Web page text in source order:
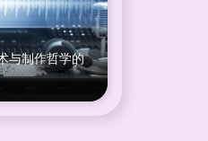
与制作哲学的